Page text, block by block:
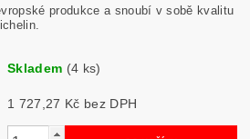
produkce a snoubí v sobě kvalitu
Skladem (4 ks)
1 727,27 Kč bez DPH